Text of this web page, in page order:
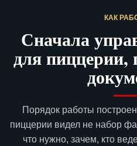
КАК
Сначала
для пиццерии,
Порядок работы
пиццерии видел не набор
что нужно, зачем, кто